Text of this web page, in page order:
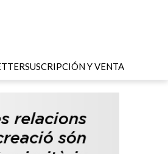
SUSCRIPCIÓN Y VENTA